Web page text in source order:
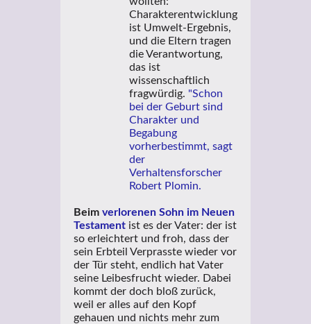
Charakterentwicklung
ist Umwelt-Ergebnis,
und die Eltern tragen
die Verantwortung,
das ist
wissenschaftlich
fragwürdig. "Schon
bei der Geburt sind
Charakter und
Begabung
vorherbestimmt, sagt
der
Verhaltensforscher
Robert Plomin.
Beim verlorenen Sohn im Neuen
Testamentist es der Vater: der ist
so erleichtert und froh, dass der
sein Erbteil Verprasste wieder vor
der Tür steht, endlich hat Vater
seine Leibesfrucht wieder. Dabei
kommt der doch bloß zurück,
weil er alles auf den Kopf
gehauen und nichts mehr zum